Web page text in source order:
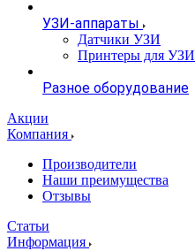
УЗИ-аппараты
Датчики УЗИ
Принтеры для УЗИ
Разное оборудование
Акции
Компания
Производители
Наши преимущества
Отзывы
Статьи
Информация